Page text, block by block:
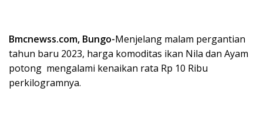
Bmcnewss.com, Bungo-Menjelang malam pergantian
tahun baru 2023, harga komoditas ikan Nila dan Ayam
potong mengalami kenaikan rata Rp 10 Ribu
perkilogramnya.